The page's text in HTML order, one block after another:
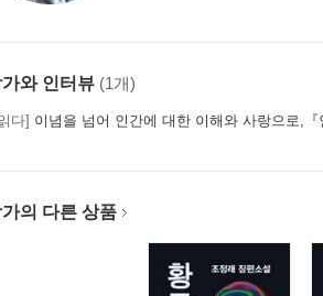
다 보물
와 인터뷰 (1개)
다] 이념을 넘어 인간에 대한 이해와 사랑으로,『인
의 다른 상품